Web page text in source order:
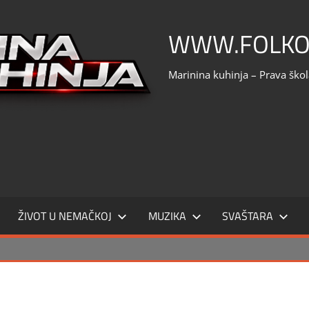
Marinina kuhinja – Prava
ŽIVOT U NEMAČKOJ MUZIKA SVAŠTARA